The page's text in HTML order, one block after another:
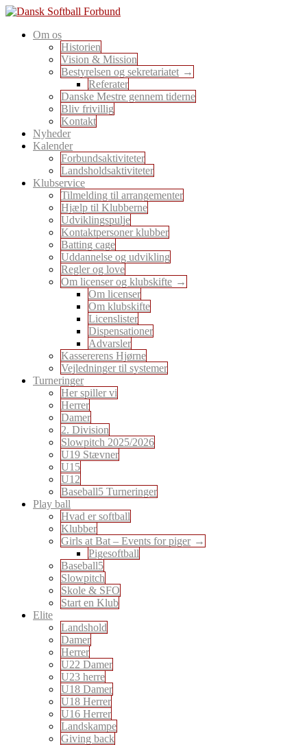
Skip
content
Dansk Softball Forbund
En sport for alle
Om os
Historien
Vision & Mission
Bestyrelsen og sekretariatet
Referater
Danske Mestre gennem tiderne
Bliv frivillig
Kontakt
Nyheder
Kalender
Forbundsaktiviteter
Landsholdsaktiviteter
Klubservice
Tilmelding til arrangementer
Hjælp til Klubberne
Udviklingspulje
Kontaktpersoner klubber
Batting cage
Uddannelse og udvikling
Regler og love
Om licenser og klubskifte
Om licenser
Om klubskifte
Licenslister
Dispensationer
Advarsler
Kassererens Hjørne
Vejledninger til systemer
Turneringer
Her spiller vi
Herrer
Damer
2. Division
Slowpitch 2025/2026
U19 Stævner
U15
U12
Baseball5 Turneringer
Play ball
Hvad er softball
Klubber
Girls at Bat – Events for piger
Pigesoftball
Baseball5
Slowpitch
Skole & SFO
Start en Klub
Elite
Landshold
Damer
Herrer
U22 Damer
U23 herre
U18 Damer
U18 Herrer
U16 Herrer
Landskampe
Giving back